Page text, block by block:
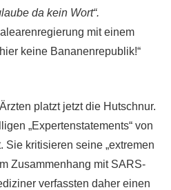
da kein Wort“.
mit einem
keine Bananenrepublik!“
platzt jetzt die Hutschnur.
„Expertenstatements“ von
Sie kritisieren seine „extremen
Zusammenhang mit SARS-
verfassten daher einen